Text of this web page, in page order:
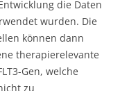
die Daten
wurden. Die
können dann
therapierelevante
Gen, welche
zu